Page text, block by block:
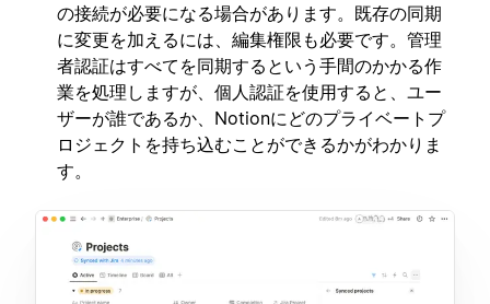
の接続が必要になる場合があります。既存の同期
に変更を加えるには、編集権限も必要です。管理
者認証はすべてを同期するという手間のかかる作
業を処理しますが、個人認証を使用すると、ユー
ザーが誰であるか、Notionにどのプライベートプ
ロジェクトを持ち込むことができるかがわかりま
す。